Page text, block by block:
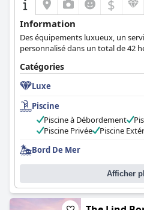
$
Information
Des équipements luxueux, un
personnalisé dans un total de 42
Catégories
Luxe
Piscine
Piscine à Débordement
Piscine Privée
Piscine
Bord De Mer
Afficher